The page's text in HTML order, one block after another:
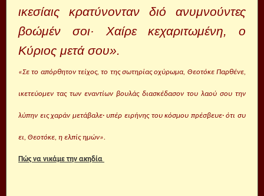
ικεσίαις κρατύνονταν διό ανυμνούντες
βοώμέν σοι· Χαίρε κεχαριτωμένη, ο
Κύριος μετά σου».
«Σε το απόρθητον τείχος, το της σωτηρίας οχύρωμα, Θεοτόκε Παρθένε,
ικετεύομεν τας των εναντίων βουλάς διασκέδασον του λαού σου την
λύπην εις χαράν μετάβαλε· υπέρ ειρήνης του κόσμου πρέ­σβευε· ότι συ
ει, Θεοτόκε, η ελπίς ημών».
Πώς να νικάμε την ακηδία